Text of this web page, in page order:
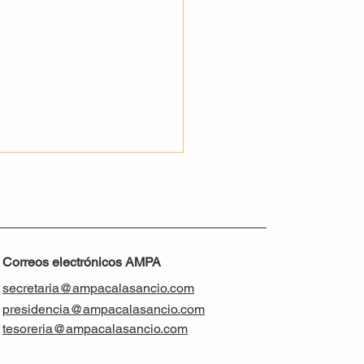
A TODOS!
Correos electrónicos AMPA
secretaria@ampacalasancio.com
presidencia@ampacalasancio.com
tesoreria@ampacalasancio.com